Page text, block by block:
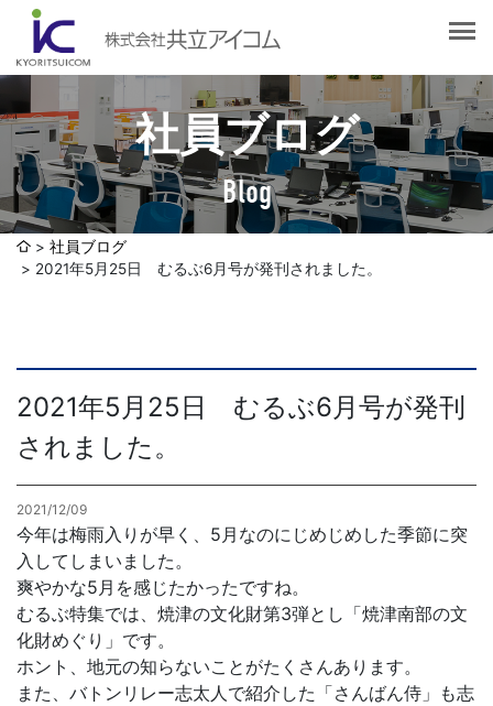
社員ブログ
Blog
会社概要
社長挨拶
企業理念
沿革
認証取得
選ばれる理由
サービス紹介
Web制作・ホームページ制作
発送代行・全国流通（ロジスティクス）
デジタルコンテンツ制作・撮影・その他
社員ブログ
お問合せ
社員ブログ
2021年5月25日 むるぶ6月号が発刊されました。
2021年5月25日 むるぶ6月号が発刊
されました。
2021/12/09
今年は梅雨入りが早く、5月なのにじめじめした季節に突
入してしまいました。
爽やかな5月を感じたかったですね。
むるぶ特集では、焼津の文化財第3弾とし「焼津南部の文
化財めぐり」です。
ホント、地元の知らないことがたくさんあります。
また、バトンリレー志太人で紹介した「さんばん侍」も志